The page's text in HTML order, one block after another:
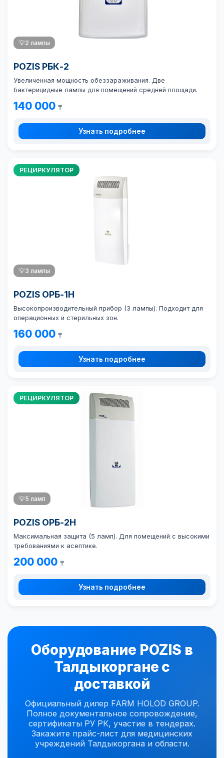
💡2 лампы
POZIS РБК-2
Увеличенная мощность обеззараживания. Две
бактерицидные лампы для помещений средней площади.
140 000 ₸
Узнать подробнее
РЕЦИРКУЛЯТОР
💡3 лампы
POZIS ОРБ-1Н
Высокопроизводительный прибор (3 лампы). Подходит для
операционных и стерильных зон.
160 000 ₸
Узнать подробнее
РЕЦИРКУЛЯТОР
💡5 ламп
POZIS ОРБ-2Н
Максимальная защита (5 ламп). Для помещений с высокими
требованиями к асептике.
200 000 ₸
Узнать подробнее
Оборудование POZIS в
Талдыкоргане с
доставкой
Официальный дилер FARM HOLOD GROUP.
Полное документальное сопровождение,
сертификаты РУ РК, участие в тендерах.
Закажите прайс-лист для медицинских
учреждений Талдыкоргана и области.